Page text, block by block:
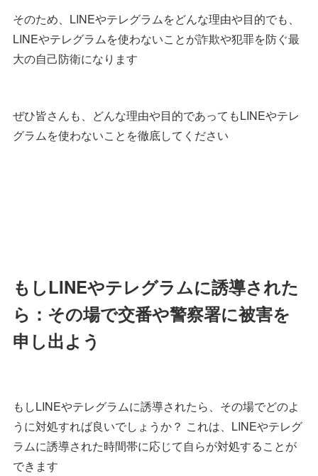
そのため、LINEやテレグラムをどんな理由や目的でも、
LINEやテレグラムを使わないことが詐欺や犯罪を防ぐ最
大の自己防衛になります
ぜひ皆さんも、どんな理由や目的であってもLINEやテレ
グラムを使わないことを徹底してください
もしLINEやテレグラムに誘導された
ら：その場で交番や警察署に被害を
申し出よう
もしLINEやテレグラムに誘導されたら、その場でどのよ
うに対処すれば良いでしょうか？ これは、LINEやテレグ
ラムに誘導された時間帯に応じて自らが対処することが
できます